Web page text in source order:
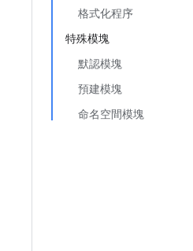
格式化程序
特殊模塊
默認模塊
預建模塊
命名空間模塊